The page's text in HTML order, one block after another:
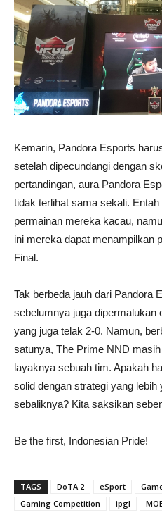
Kemarin, Pandora Esports
setelah dipecundangi dengan
pertandingan, aura Pandora
tidak terlihat sama sekali.
permainan mereka kacau,
ini mereka dapat menampilkan
Final.
Tak berbeda jauh dari Pandora
sebelumnya juga dipermalukan
yang juga telak 2-0. Namun,
satunya, The Prime NND
layaknya sebuah tim. Apakah
solid dengan strategi yang lebih
sebaliknya? Kita saksikan
Be the first, Indonesian Pride!
TAGS DoTA 2 eSport
Gaming Competition
ipgl